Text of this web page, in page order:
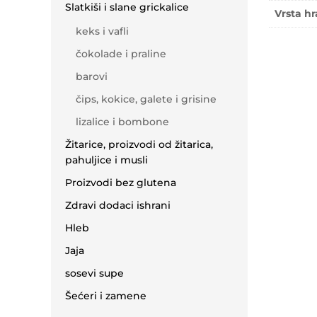
Vrsta
Slatkiši i slane grickalice
keks i vafli
čokolade i praline
barovi
čips, kokice, galete i grisine
lizalice i bombone
Žitarice, proizvodi od žitarica,
pahuljice i musli
Proizvodi bez glutena
Zdravi dodaci ishrani
Hleb
Jaja
sosevi supe
Šećeri i zamene